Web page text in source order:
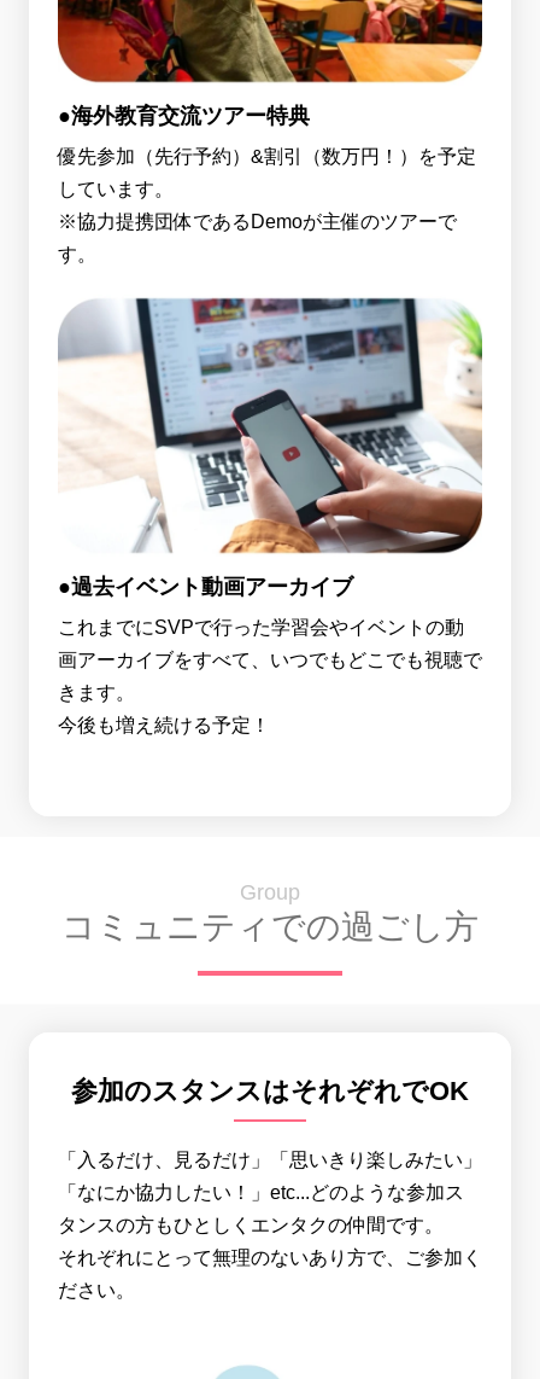
●海外教育交流ツアー特典
優先参加（先行予約）&割引（数万円！）を予定
しています。
※協力提携団体であるDemoが主催のツアーで
す。
●過去イベント動画アーカイブ
これまでにSVPで行った学習会やイベントの動
画アーカイブをすべて、いつでもどこでも視聴で
きます。
今後も増え続ける予定！
Group
コミュニティでの過ごし方
参加のスタンスはそれぞれでOK
「入るだけ、見るだけ」「思いきり楽しみたい」
「なにか協力したい！」etc...どのような参加ス
タンスの方もひとしくエンタクの仲間です。
それぞれにとって無理のないあり方で、ご参加く
ださい。